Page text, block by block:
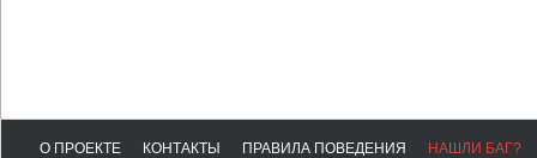
О ПРОЕКТЕ КОНТАКТЫ ПРАВИЛА ПОВЕДЕНИЯ НАШЛИ БАГ?